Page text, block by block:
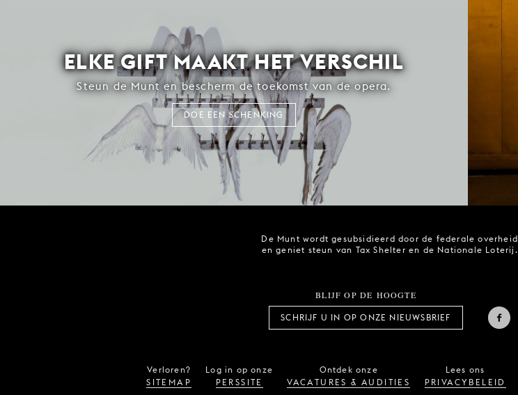
ELKE GIFT MAAKT HET VERSCHIL
Steun de Munt en bescherm de toekomst van de opera.
DOE EEN SCHENKING
De Munt wordt gesubsidieerd door de federale overheid
en geniet steun van Tax Shelter en de Nationale Loterij.
BLIJF OP DE HOOGTE
SCHRIJF U IN OP ONZE NIEUWSBRIEF
Verloren?
SITEMAP
Log in op onze
PERSSITE
Ontdek onze
VACATURES & AUDITIES
Lees ons
PRIVACYBELEID